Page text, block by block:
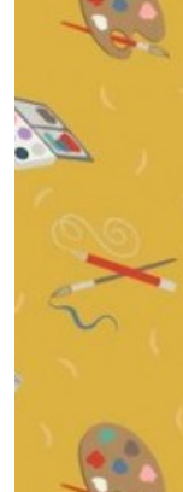
1.3.SW
-
things
sweet
(4)
Afficher
résultats